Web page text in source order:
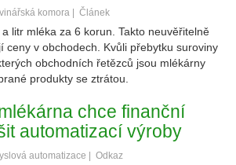
komora | Článek
litr mléka za 6 korun. Takto neuvěřitelně
ceny v obchodech. Kvůli přebytku suroviny
obchodních řetězců jsou mlékárny
produkty se ztrátou.
chce finanční
automatizací výroby
automatizace | Odkaz